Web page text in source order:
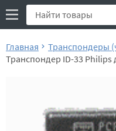
Главная
Транспондеры
Транспондер ID-33 Philips